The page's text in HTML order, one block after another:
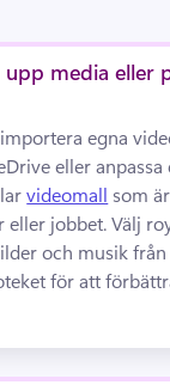
upp media eller
egna
eller anpassa
videomall som
eller jobbet. Välj
och musik från
för att